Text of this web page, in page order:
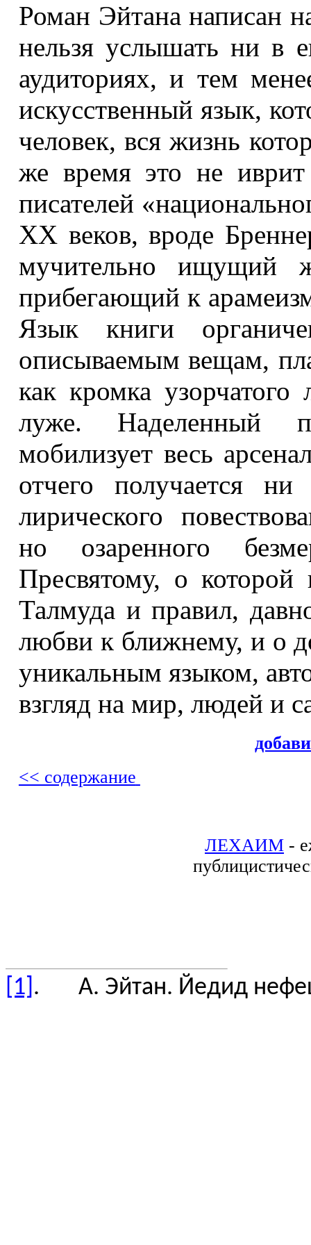
Роман Эйтана написан
нельзя услышать ни в
аудиториях, и тем
искусственный язык,
человек, вся жизнь
же время это не
писателей
XX веков, вроде
мучительно ищущий
прибегающий к
Язык книги
описываемым вещам,
как кромка узорчатого
луже. Наделенный
мобилизует весь
отчего получается
лирического
но озаренного
Пресвятому, о которой
Талмуда и правил,
любви к ближнему, и о
уникальным языком,
взгляд на мир, людей и
<< содержание
ЛЕХАИМ -
[1] . А. Эйтан. Йедид